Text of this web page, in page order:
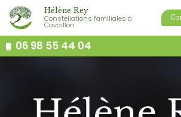
Aller
au
contenu
principal
06 98 55 44 04
Hélène Rey
Constellations familiales à
Cavaillon